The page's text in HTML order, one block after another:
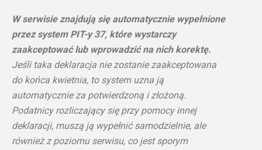
W serwisie znajdują się automatycznie wypełnione
przez system PIT-y 37, które wystarczy
zaakceptować lub wprowadzić na nich korektę.
Jeśli taka deklaracja nie zostanie zaakceptowana
do końca kwietnia, to system uzna ją
automatycznie za potwierdzoną i złożoną.
Podatnicy rozliczający się przy pomocy innej
deklaracji, muszą ją wypełnić samodzielnie, ale
również z poziomu serwisu, co jest sporym